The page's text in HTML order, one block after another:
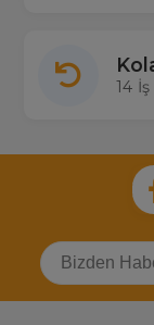
14